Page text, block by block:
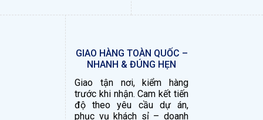
GIAO HÀNG TOÀN QUỐC –
NHANH & ĐÚNG HẸN
Giao tận nơi, kiểm hàng
trước khi nhận. Cam kết tiến
độ theo yêu cầu dự án,
phục vụ khách sỉ – doanh